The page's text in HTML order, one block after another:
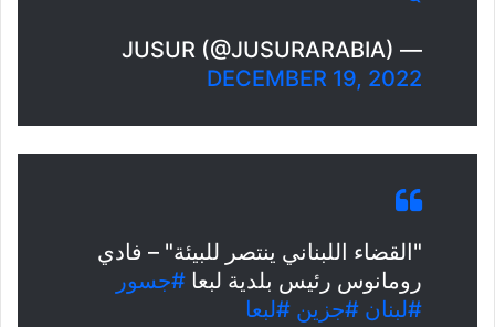
— JUSUR (@JUSURARABIA)
DECEMBER 19, 2022
"القضاء اللبناني ينتصر للبيئة" – فادي
رومانوس رئيس بلدية لبعا #جسور
#لبنان #جزين #لبعا